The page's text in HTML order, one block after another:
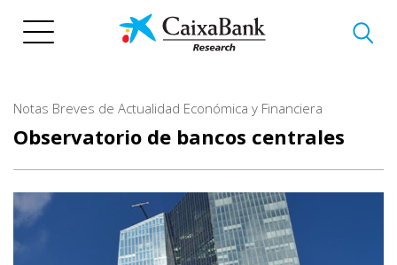
Notas Breves de Actualidad Económica y Financiera
Observatorio de bancos centrales